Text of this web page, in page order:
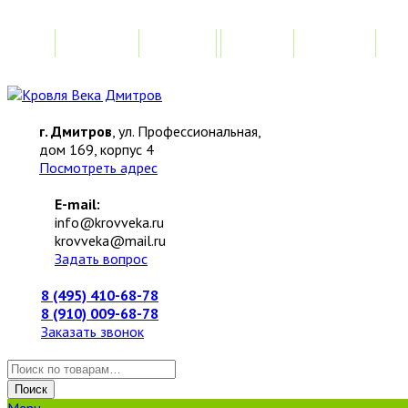
г. Дмитров, ул. Профессиональная,
дом 169, корпус 4
Посмотреть адрес
E-mail:
info@krovveka.ru
krovveka@mail.ru
Задать вопрос
8 (495) 410-68-78
8 (910) 009-68-78
Заказать звонок
Искать:
Поиск